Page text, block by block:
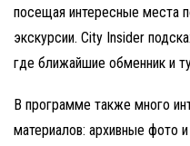
посещая интересные места
экскурсии. City Insider
где ближайшие обменник и
В программе также много
материалов: архивные фото